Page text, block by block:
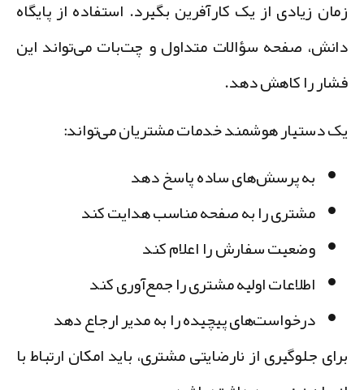
زیادی از یک کارآفرین بگیرد. استفاده از پایگاه
صفحه سؤالات متداول و چت‌بات می‌تواند این
را کاهش دهد.
دستیار هوشمند خدمات مشتریان می‌تواند:
به پرسش‌های ساده پاسخ دهد
مشتری را به صفحه مناسب هدایت کند
وضعیت سفارش را اعلام کند
اطلاعات اولیه مشتری را جمع‌آوری کند
درخواست‌های پیچیده را به مدیر ارجاع دهد
جلوگیری از نارضایتی مشتری، باید امکان ارتباط با